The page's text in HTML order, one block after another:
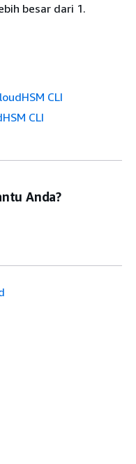
besar dari 1.
CLI
CLI
Anda?